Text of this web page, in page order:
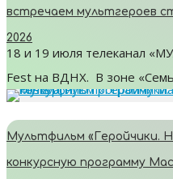
встречаем мультгероев
2026
18 и 19 июля телеканал
Fest на ВДНХ. В зоне
Мультфильм «Геройчики.
конкурсную программу